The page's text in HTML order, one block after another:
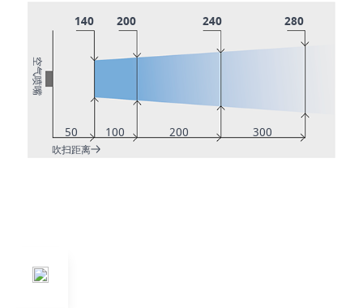
空气喷嘴
吹扫距离
140 200 240 280
50 100 200 300